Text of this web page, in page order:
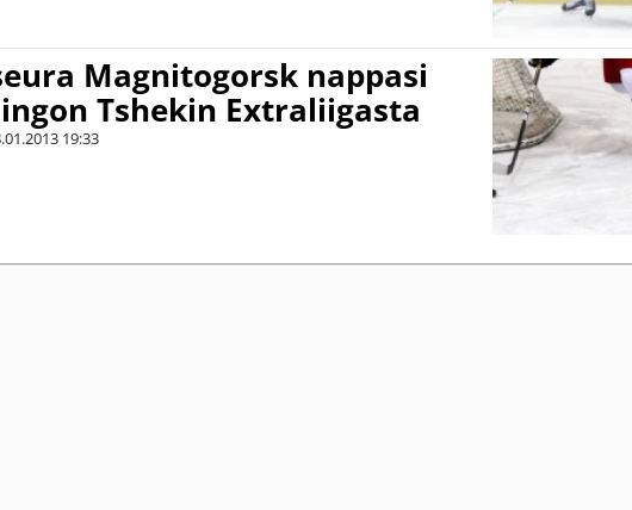
Magnitogorsk nappasi
Tshekin Extraliigasta
19:33